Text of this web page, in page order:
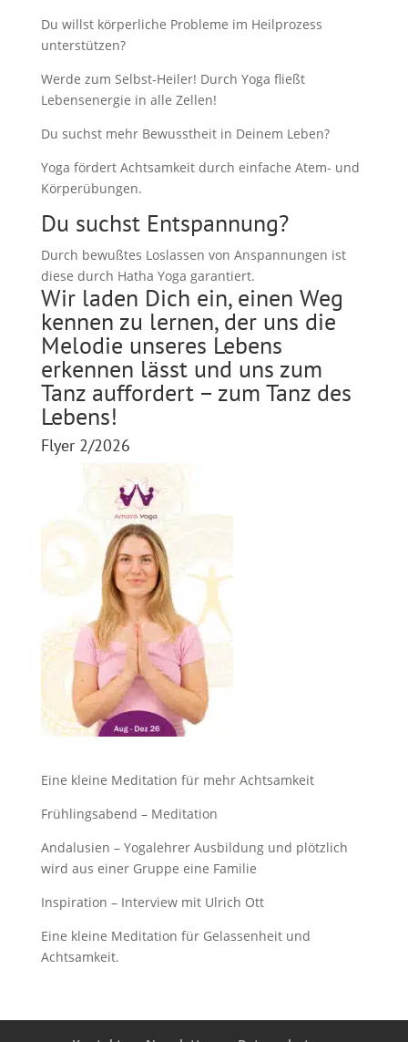
Du willst körperliche Probleme im Heilprozess
unterstützen?
Werde zum Selbst-Heiler! Durch Yoga fließt
Lebensenergie in alle Zellen!
Du suchst mehr Bewusstheit in Deinem Leben?
Yoga fördert Achtsamkeit durch einfache Atem- und
Körperübungen.
Du suchst Entspannung?
Durch bewußtes Loslassen von Anspannungen ist
diese durch Hatha Yoga garantiert.
Wir laden Dich ein, einen Weg
kennen zu lernen, der uns die
Melodie unseres Lebens
erkennen lässt und uns zum
Tanz auffordert – zum Tanz des
Lebens!
Flyer 2/2026
Eine kleine Meditation für mehr Achtsamkeit
Frühlingsabend – Meditation
Andalusien – Yogalehrer Ausbildung und plötzlich
wird aus einer Gruppe eine Familie
Inspiration – Interview mit Ulrich Ott
Eine kleine Meditation für Gelassenheit und
Achtsamkeit.